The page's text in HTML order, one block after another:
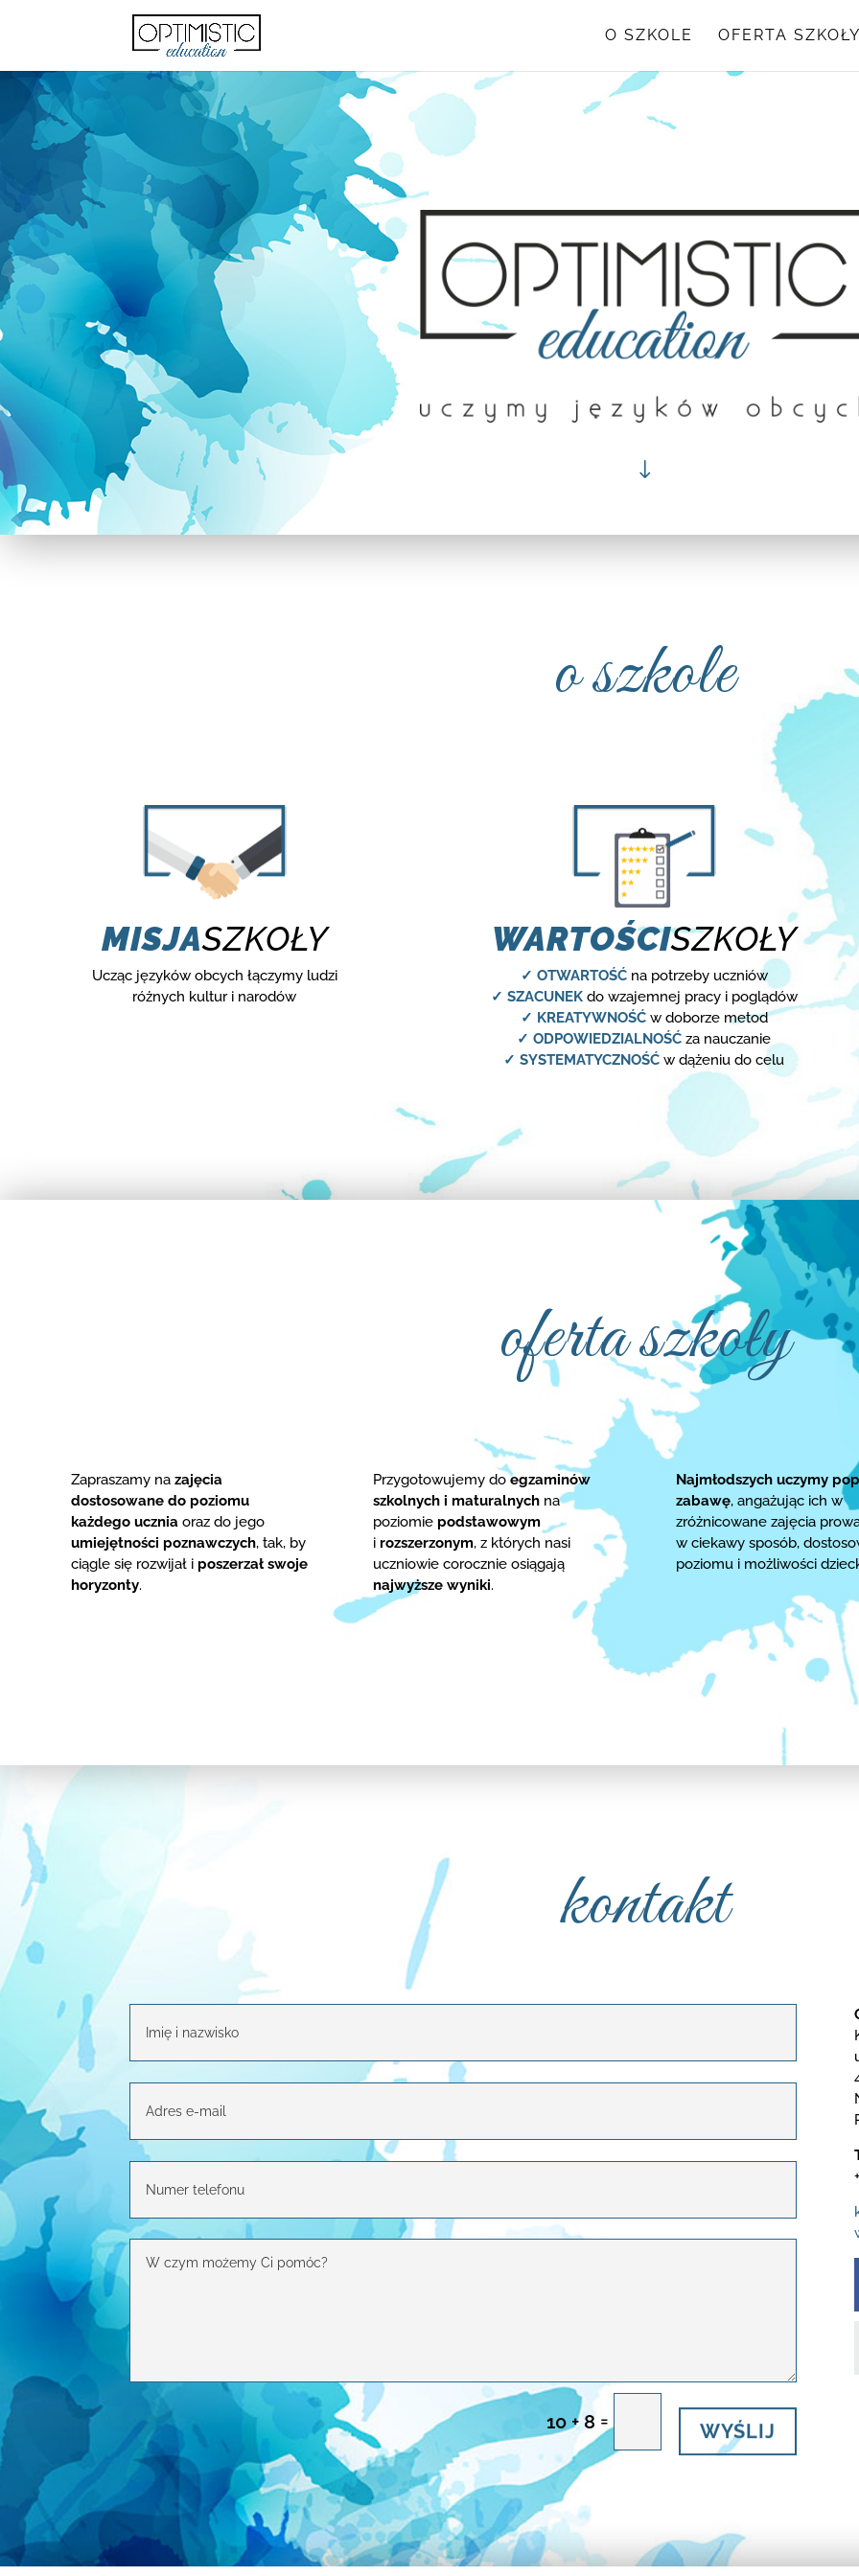
O SZKOLE OFERTA
"
o szkole
MISJASZKOŁY
Ucząc języków obcych łączymy ludzi
różnych kultur i narodów
WARTOŚCISZKOŁY
✓ OTWARTOŚĆna potrzeby uczniów
✓ SZACUNEKdo wzajemnej pracy i poglądów
✓ KREATYWNOŚĆw doborze metod
✓ ODPOWIEDZIALNOŚĆ za nauczanie
✓ SYSTEMATYCZNOŚĆ w dążeniu do celu
oferta szkoły
Zapraszamy nazajęcia
dostosowane do poziomu
każdego ucznia oraz do jego
umiejętności poznawczych, tak, by
ciągle się rozwijał i poszerzał swoje
horyzonty.
Przygotowujemy doegzaminów
szkolnych i maturalnych na
poziomie podstawowym
i rozszerzonym, z których nasi
uczniowie corocznie osiągają
najwyższe wyniki.
Najmłodszych uczymy
zabawę, angażując ich w
zróżnicowane zajęcia
w ciekawy sposób,
poziomu i możliwości
kontakt
10 + 8 = WYŚLIJ